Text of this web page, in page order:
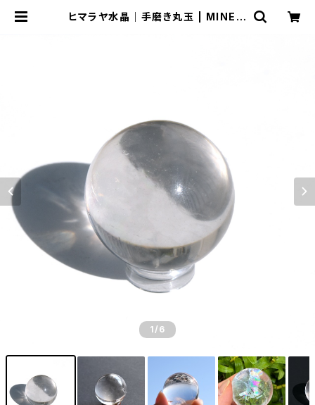
ヒマラヤ水晶｜手磨き丸玉 | MINE b
1 /6